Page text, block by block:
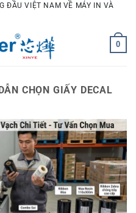
ĐẦU VIỆT NAM VỀ MÁY IN VÀ
0
CHỌN GIẤY DECAL